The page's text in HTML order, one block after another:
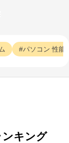
パソコン 性能
キング
的・ご予
Build To
品を除
準で付帯、